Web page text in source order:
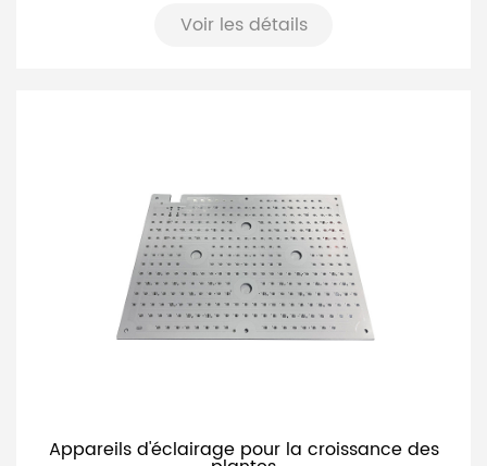
Voir les détails
Appareils d'éclairage pour la croissance des